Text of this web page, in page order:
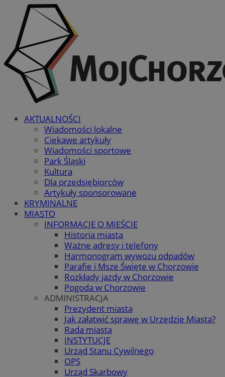
AKTUALNOŚCI
Wiadomości lokalne
Ciekawe artykuły
Wiadomości sportowe
Park Śląski
Kultura
Dla przedsiębiorców
Artykuły sponsorowane
KRYMINALNE
MIASTO
INFORMACJE O MIEŚCIE
Historia miasta
Ważne adresy i telefony
Harmonogram wywozu odpadów
Parafie i Msze Święte w Chorzowie
Rozkłady jazdy w Chorzowie
Pogoda w Chorzowie
ADMINISTRACJA
Prezydent miasta
Jak załatwić sprawę w Urzędzie Miasta?
Rada miasta
INSTYTUCJE
Urząd Stanu Cywilnego
OPS
Urząd Skarbowy